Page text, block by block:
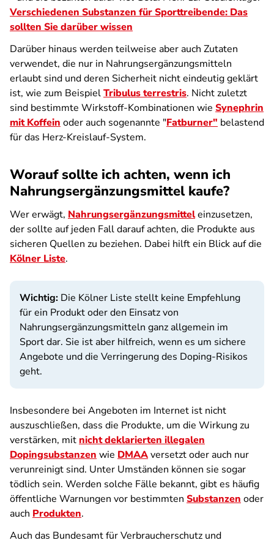
Verschiedenen Substanzen für Sporttreibende: Das
sollten Sie darüber wissen
Darüber hinaus werden teilweise aber auch Zutaten
verwendet, die nur in Nahrungsergänzungsmitteln
erlaubt sind und deren Sicherheit nicht eindeutig geklärt
ist, wie zum BeispielTribulus terrestris. Nicht zuletzt
sind bestimmte Wirkstoff-Kombinationen wie Synephrin
mit Koffein oder auch sogenannte "Fatburner" belastend
für das Herz-Kreislauf-System.
Worauf sollte ich achten, wenn ich
Nahrungsergänzungsmittel kaufe?
Wer erwägt, Nahrungsergänzungsmitteleinzusetzen,
der sollte auf jeden Fall darauf achten, die Produkte aus
sicheren Quellen zu beziehen. Dabei hilft ein Blick auf die
Kölner Liste.
Wichtig: Die Kölner Liste stellt keine Empfehlung
für ein Produkt oder den Einsatz von
Nahrungsergänzungsmitteln ganz allgemein im
Sport dar. Sie ist aber hilfreich, wenn es um sichere
Angebote und die Verringerung des Doping-Risikos
geht.
Insbesondere bei Angeboten im Internet ist nicht
auszuschließen, dass die Produkte, um die Wirkung zu
verstärken, mit nicht deklarierten illegalen
Dopingsubstanzen wie DMAAversetzt oder auch nur
verunreinigt sind. Unter Umständen können sie sogar
tödlich sein. Werden solche Fälle bekannt, gibt es häufig
öffentliche Warnungen vor bestimmten Substanzen oder
auch Produkten.
Auch das Bundesamt für Verbraucherschutz und